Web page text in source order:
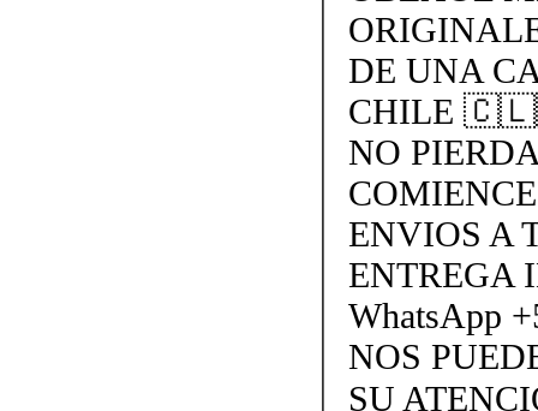
DE UNA
CHILE
NO
ENVIOS A
ENTREGA
WhatsApp
NOS
SU